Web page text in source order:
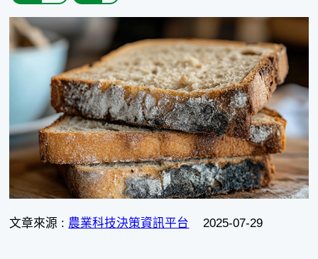
文章來源 : 農業科技決策資訊平台 2025-07-29